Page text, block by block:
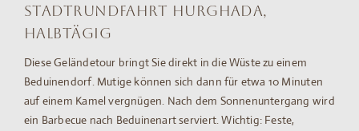
Stadtrundfahrt Hurghada,
halbtägig
Diese Geländetour bringt Sie direkt in die Wüste zu einem
Beduinendorf. Mutige können sich dann für etwa 10 Minuten
auf einem Kamel vergnügen. Nach dem Sonnenuntergang wird
ein Barbecue nach Beduinenart serviert. Wichtig: Feste,